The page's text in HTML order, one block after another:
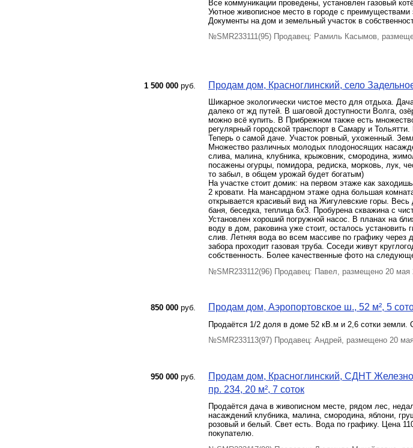
Все коммуникации проведены, установлен газовый
Уютное живописное место в городе с преимуществами
Документы на дом и земельный участок в
№SMR233111(95) Продавец: Рамиль Касымов,
1 500 000 руб. Продам дом, Красноглинский, село
Шикарное экологически чистое место для отдыха.
далеко от жд путей. В шаговой доступности Волга,
можно всё купить. В Прибрежном также есть
регулярный городской транспорт в Самару и
Теперь о самой даче. Участок ровный, ухоженный.
Множество различных молодых плодоносящих
слива, малина, клубника, крыжовник, смородина,
посажены огурцы, помидора, редиска, морковь, лук,
то забыл, в общем урожай будет богатым)
На участке стоит домик: на первом этаже как
2 кровати. На мансардном этаже одна большая
открывается красивый вид на Жигулевские горы.
баня, беседка, теплица 6х3. Пробурена скважина с
Установлен хороший погружной насос. В планах на
воду в дом, раковина уже стоит, осталось установить
слив. Летняя вода во всем массиве по графику через
забора проходит газовая труба. Соседи живут
собственность. Более качественные фото на
№SMR233112(96) Продавец: Павел, размещено 20 мая
850 000 руб. Продам дом, Аэропортовское ш., 52 м², 5
Продаётся 1/2 доля в доме 52 кВ.м и 2,6 сотки земли.
№SMR233113(97) Продавец: Андрей, размещено 20
950 000 руб.
Продам дом, Красноглинский, СДНТ
пр. 234, 20 м², 7 соток
Продаётся дача в живописном месте, рядом лес,
насаждений клубника, малина, смородина, яблони,
розовый и белый. Свет есть. Вода по графику. Цена
покупателю.